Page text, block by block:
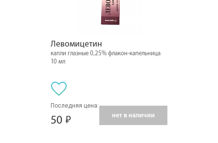
Левомицетин
капли глазные 0,25% флакон-капельница
10 мл
Последняя цена:
50 нет в наличии